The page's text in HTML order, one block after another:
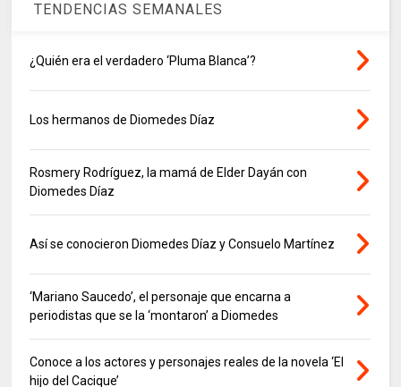
TENDENCIAS SEMANALES
¿Quién era el verdadero ‘Pluma Blanca’?
Los hermanos de Diomedes Díaz
Rosmery Rodríguez, la mamá de Elder Dayán con
Diomedes Díaz
Así se conocieron Diomedes Díaz y Consuelo Martínez
‘Mariano Saucedo’, el personaje que encarna a
periodistas que se la ‘montaron’ a Diomedes
Conoce a los actores y personajes reales de la novela ‘El
hijo del Cacique’